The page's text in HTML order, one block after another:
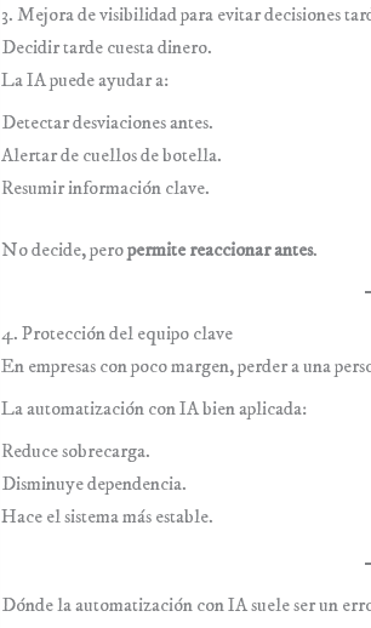
3. Mejora de visibilidad para evitar decisiones
Decidir tarde cuesta dinero.
La IA puede ayudar a:
Detectar desviaciones antes.
Alertar de cuellos de botella.
Resumir información clave.
No decide, peropermite reaccionar antes.
4. Protección del equipo clave
En empresas con poco margen, perder a una
La automatización con IA bien aplicada:
Reduce sobrecarga.
Disminuye dependencia.
Hace el sistema más estable.
Dónde la automatización con IA suele ser un